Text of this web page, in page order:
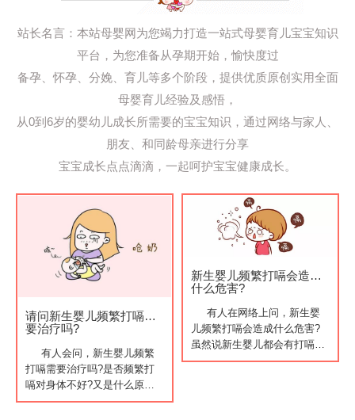
站长名言：本站母婴网为您竭力打造一站式母婴育儿宝宝知识
平台，为您准备从孕期开始，愉快度过
备孕、怀孕、分娩、育儿等多个阶段，提供优质原创实用全面
母婴育儿经验及感悟，
从0到6岁的婴幼儿成长所需要的宝宝知识，通过网络与家人、
朋友、和同龄母亲进行分享
宝宝成长点点滴滴，一起呵护宝宝健康成长。
请问新生婴儿频繁打嗝需
要治疗吗?
有人会问，新生婴儿频繁
打嗝需要治疗吗?是否频繁打
嗝对身体不好?又是什么原因
造成的，对于种种的问题，作
新生婴儿频繁打嗝会造成
什么危害?
有人在网络上问，新生婴
儿频繁打嗝会造成什么危害?
虽然说新生婴儿都会有打嗝的
情况，一般宝宝在打嗝的时